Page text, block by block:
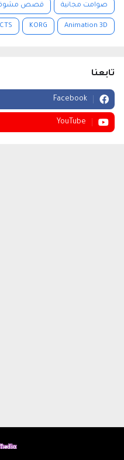
صوامت مجانية قصص
Animation 3D
KORG
تابعنا
Facebook
YouTube